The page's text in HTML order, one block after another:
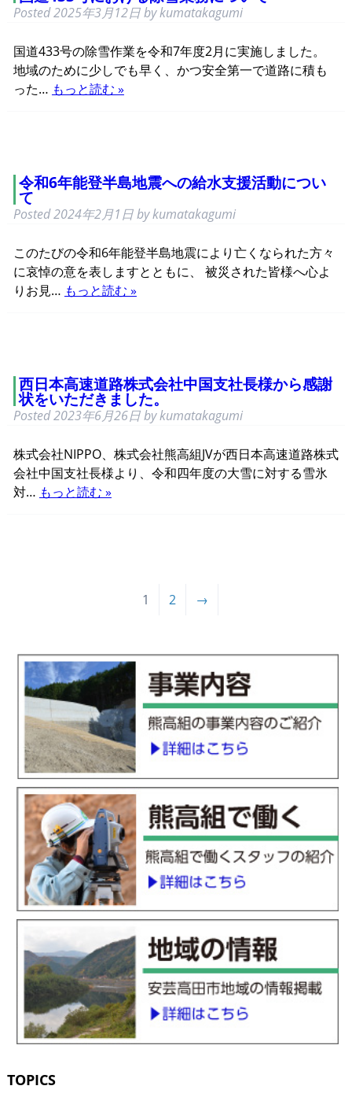
Posted2025年3月12日bykumatakagumi
国道433号の除雪作業を令和7年度2月に実施しました。
地域のために少しでも早く、かつ安全第一で道路に積も
った… もっと読む »
令和6年能登半島地震への給水支援活動につい
て
Posted2024年2月1日bykumatakagumi
このたびの令和6年能登半島地震により亡くなられた方々
に哀悼の意を表しますとともに、 被災された皆様へ心よ
りお見… もっと読む »
西日本高速道路株式会社中国支社長様から感謝
状をいただきました。
Posted2023年6月26日bykumatakagumi
株式会社NIPPO、株式会社熊高組JVが西日本高速道路株式
会社中国支社長様より、令和四年度の大雪に対する雪氷
対… もっと読む »
1 2 →
TOPICS